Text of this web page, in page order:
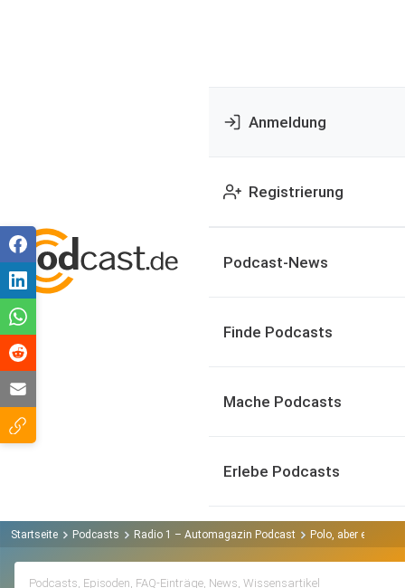
Anmeldung
Registrierung
Podcast-News
Finde Podcasts
Mache Podcasts
Erlebe Podcasts
Startseite Podcasts Radio 1 – Automagazin Podcast Polo, aber